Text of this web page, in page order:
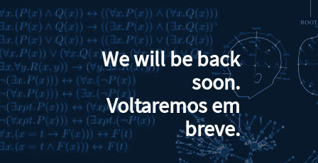
We will be back
soon.
Voltaremos em
breve.